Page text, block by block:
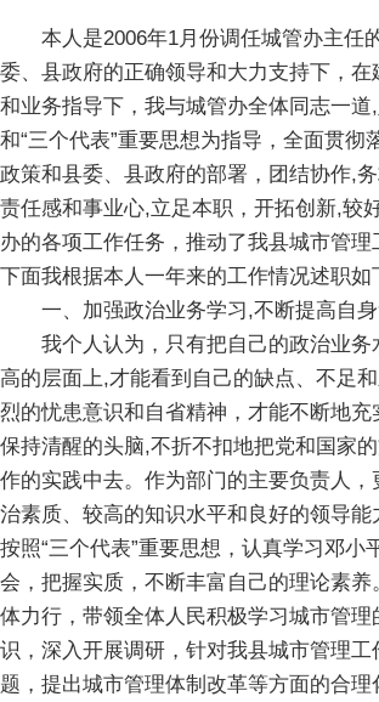
本人是2006年1月份调任城管办主任
委、县政府的正确领导和大力支持下，在
和业务指导下，我与城管办全体同志一道
和“三个代表”重要思想为指导，全面贯彻
政策和县委、县政府的部署，团结协作,
责任感和事业心,立足本职，开拓创新,较
办的各项工作任务，推动了我县城市管理
下面我根据本人一年来的工作情况述职如
一、加强政治业务学习,不断提高自身
我个人认为，只有把自己的政治业务
高的层面上,才能看到自己的缺点、不足
烈的忧患意识和自省精神，才能不断地
保持清醒的头脑,不折不扣地把党和国家
作的实践中去。作为部门的主要负责人，
治素质、较高的知识水平和良好的领导
按照“三个代表”重要思想，认真学习邓小
会，把握实质，不断丰富自己的理论素养
体力行，带领全体人民积极学习城市管理
识，深入开展调研，针对我县城市管理工
题，提出城市管理体制改革等方面的合理